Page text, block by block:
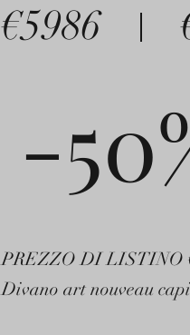
€5986
-
PREZZO DI LISTINO
Divano art nouveau